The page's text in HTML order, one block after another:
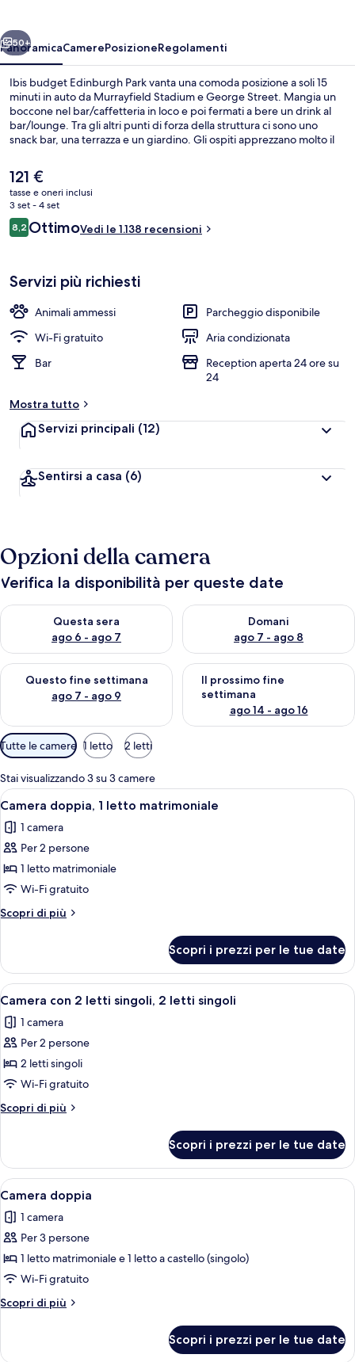
Avanti
50+
PanoramicaCamerePosizioneRegolamenti
Ibis budget Edinburgh Park vanta una comoda posizione a soli 15
minuti in auto da Murrayfield Stadium e George Street. Mangia un
boccone nel bar/caffetteria in loco e poi fermati a bere un drink al
bar/lounge. Tra gli altri punti di forza della struttura ci sono uno
snack bar, una terrazza e un giardino. Gli ospiti apprezzano molto il
pubblici nelle vicinanze: Fermata del tram di Gyle Centre è a 5 min e
Fermata del tram di Edinburgh Park Central a 11 min a piedi.
Il
prezzo
attuale
è
121 €
121 €
tasse e oneri inclusi
3 set - 4 set
Recensioni
8,28,2 su 10
OttimoVedi le 1.138 recensioni
Servizi più richiesti
Animali ammessi
Parcheggio disponibile
Wi-Fi gratuito
Aria condizionata
Bar
Reception aperta 24 ore su
24
Mostra tutto
Servizi principali (12)
Sentirsi a casa (6)
Opzioni della camera
Verifica la disponibilità per queste date
Questa sera
ago 6 - ago 7
Verifica la disponibilità per questa sera, ago 6 - ago 7
Domani
ago 7 - ago 8
Verifica la disponibilità per
Questo fine settimana
ago 7 - ago 9
Verifica la disponibilità per questo fine settimana, ago 7 - ago
Il prossimo fine
settimana
ago 14 - ago 16
Verifica la disponibilità per il
Filtri
disponibili
per
le
camere
Tutte le camere 1 letto 2 letti
Stai visualizzando 3 su 3 camere
Apri
tutte
le
foto
per
Camera
doppia,
1
matrimoniale
Camera d'albergo con un letto, una
9
Camera doppia, 1 letto matrimoniale
1 camera
Per 2 persone
1 letto matrimoniale
Wi-Fi gratuito
Scopri di più
Altri
doppia,
letto
Scopri i prezzi per le tue date
Apri
tutte
le
foto
per
Camera
con
2
singoli,
letti
singoli
Camera d'albergo con un letto, una
11
Camera con 2 letti singoli, 2 letti singoli
1 camera
Per 2 persone
2 letti singoli
Wi-Fi gratuito
Scopri di più
Altri
con
letti
2
letti
Scopri i prezzi per le tue date
Apri
tutte
le
foto
per
Camera
doppia
Un letto a castello con una
11
Camera doppia
1 camera
Per 3 persone
1 letto matrimoniale e 1 letto a castello (singolo)
Wi-Fi gratuito
Scopri di più
Altri
doppia
Scopri i prezzi per le tue date